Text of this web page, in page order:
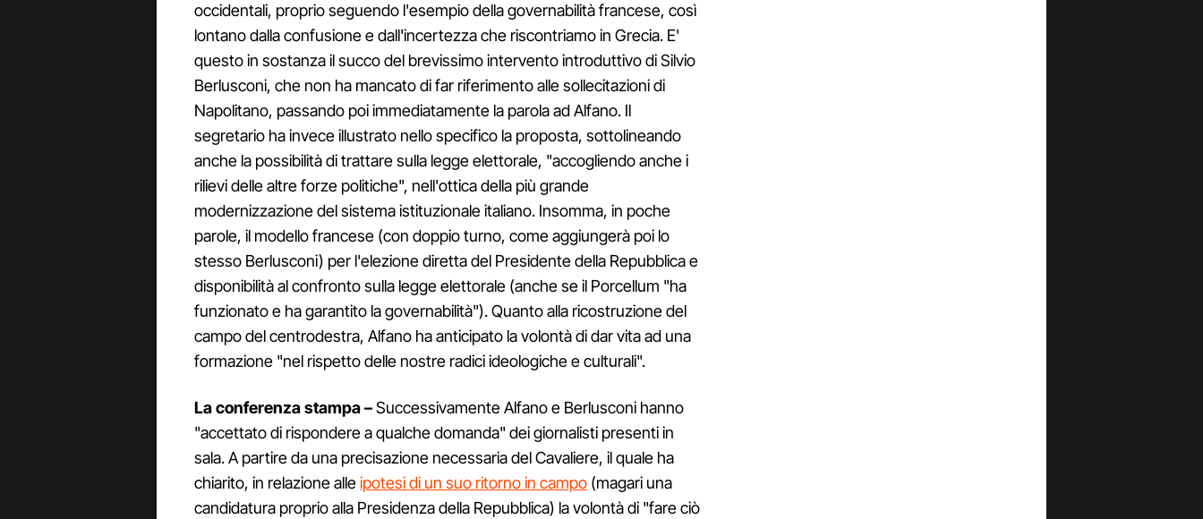
occidentali, proprio seguendo l'esempio della governabilità francese, così
lontano dalla confusione e dall'incertezza che riscontriamo in Grecia. E'
questo in sostanza il succo del brevissimo intervento introduttivo di Silvio
Berlusconi, che non ha mancato di far riferimento alle sollecitazioni di
Napolitano, passando poi immediatamente la parola ad Alfano. Il
segretario ha invece illustrato nello specifico la proposta, sottolineando
anche la possibilità di trattare sulla legge elettorale, "accogliendo anche i
rilievi delle altre forze politiche", nell'ottica della più grande
modernizzazione del sistema istituzionale italiano. Insomma, in poche
parole, il modello francese (con doppio turno, come aggiungerà poi lo
stesso Berlusconi) per l'elezione diretta del Presidente della Repubblica e
disponibilità al confronto sulla legge elettorale (anche se il Porcellum "ha
funzionato e ha garantito la governabilità"). Quanto alla ricostruzione del
campo del centrodestra, Alfano ha anticipato la volontà di dar vita ad una
formazione "nel rispetto delle nostre radici ideologiche e culturali".
La conferenza stampa –Successivamente Alfano e Berlusconi hanno
"accettato di rispondere a qualche domanda" dei giornalisti presenti in
sala. A partire da una precisazione necessaria del Cavaliere, il quale ha
chiarito, in relazione alleipotesi di un suo ritorno in campo (magari una
candidatura proprio alla Presidenza della Repubblica) la volontà di "fare ciò